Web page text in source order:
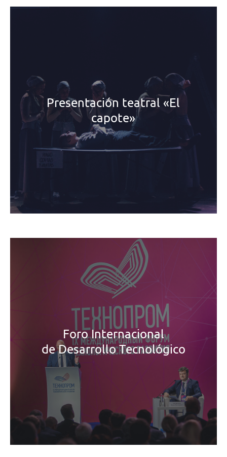
Presentación teatral «El
capote»
Foro Internacional
de Desarrollo Tecnológico